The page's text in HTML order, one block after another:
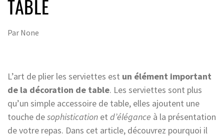
TABLE
Par None
L’art de plier les serviettes est un élément important
de la décoration de table. Les serviettes sont plus
qu’un simple accessoire de table, elles ajoutent une
touche desophistication et d’élégance à la présentation
de votre repas. Dans cet article, découvrez pourquoi il